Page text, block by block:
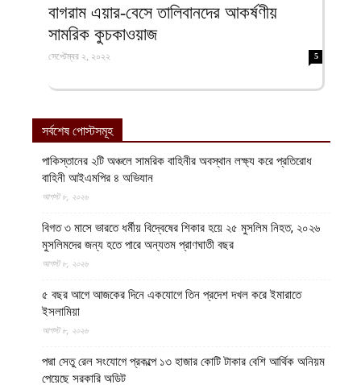
বাগরাম এয়ার-বেসে তালিবানদের আকর্ষণীয়
সামরিক কুচকাওয়াজ
সেপ্টেম্বর ২, ২০২২ 5
সর্বশেষ পোস্টসমূহ
পাকিস্তানের ২টি অঞ্চলে সামরিক বাহিনীর অবস্থান লক্ষ্য করে প্রতিরোধ
বাহিনী আইএমপির ৪ অভিযান
আগস্ট ৮, ২০২৬
বিগত ৩ মাসে ভারতে ধর্মীয় বিদ্বেষের শিকার হয়ে ২৫ মুসলিম নিহত, ২০২৬
মুসলিমদের জন্য হতে পারে অন্যতম প্রাণঘাতী বছর
আগস্ট ৮, ২০২৬
৫ বছর আগে আজকের দিনে একযোগে তিন প্রদেশ দখল করে ইমারাতে
ইসলামিয়া
আগস্ট ৮, ২০২৬
পদ্মা সেতু রেল সংযোগে প্রকল্পে ১৩ হাজার কোটি টাকার বেশি আর্থিক অনিয়ম
পেয়েছে সরকারি অডিট